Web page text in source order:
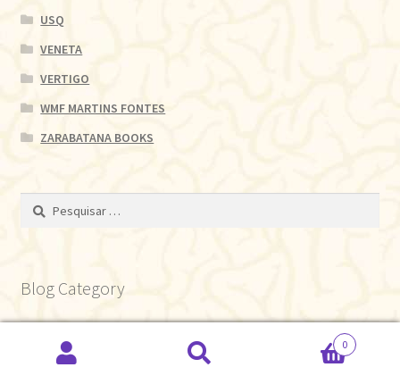
USQ
VENETA
VERTIGO
WMF MARTINS FONTES
ZARABATANA BOOKS
Pesquisar
Blog Category
Esplendorosa Vida de Denis Albergard
Pesquisar
Pesquisar
0